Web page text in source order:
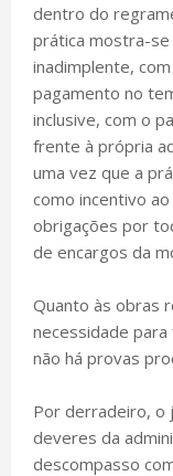
dentro do
prática mostra-se
inadimplente,
pagamento no
inclusive, com o
frente à própria
uma vez que a
como incentivo
obrigações por
de encargos da
Quanto às obras
necessidade para
não há provas
Por derradeiro, o
deveres da
descompasso